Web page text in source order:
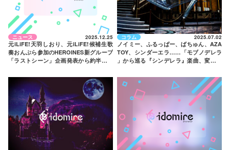
ニュース 2025.12.25
元iLiFE!天羽しおり、元iLiFE!候補生歌
奏おんぷら参加のHEROINES新グループ
「ラストシーン」企画発表から約半年で
コラム 2025.07.02
ノイミー、ふるっぱー、ばちゅん、AZA
TOY、シンダーエラ……「モブノデレラ
」から巡る『シンデレラ』楽曲、変わら